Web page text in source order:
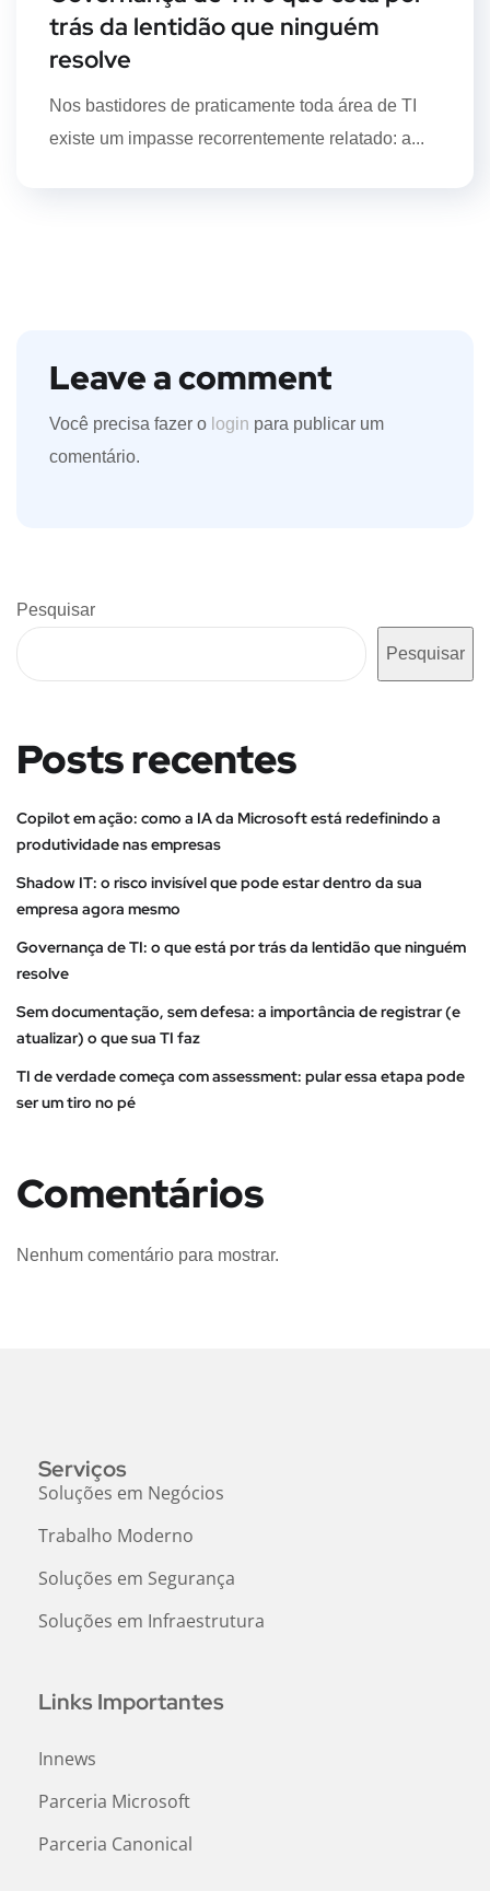
trás da lentidão que ninguém
resolve
Nos bastidores de praticamente toda área de TI
existe um impasse recorrentemente relatado: a...
Leave a comment
Você precisa fazer o login para publicar um
comentário.
Pesquisar
Pesquisar
Posts recentes
Copilot em ação: como a IA da Microsoft está redefinindo a
produtividade nas empresas
Shadow IT: o risco invisível que pode estar dentro da sua
empresa agora mesmo
Governança de TI: o que está por trás da lentidão que ninguém
resolve
Sem documentação, sem defesa: a importância de registrar (e
atualizar) o que sua TI faz
TI de verdade começa com assessment: pular essa etapa pode
ser um tiro no pé
Comentários
Nenhum comentário para mostrar.
Serviços
Soluções em Negócios
Trabalho Moderno
Soluções em Segurança
Soluções em Infraestrutura
Links Importantes
Innews
Parceria Microsoft
Parceria Canonical